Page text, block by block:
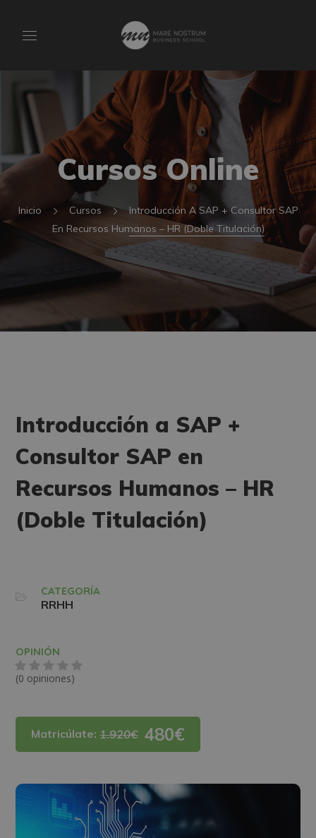
Cursos Online
Inicio Cursos
Introducción A SAP + Consultor SAP
En Recursos Humanos – HR (Doble Titulación)
Introducción a SAP +
Consultor SAP en
Recursos Humanos – HR
(Doble Titulación)
CATEGORÍA
RRHH
OPINIÓN
(0 opiniones)
Matricúlate:1.920€ 480€